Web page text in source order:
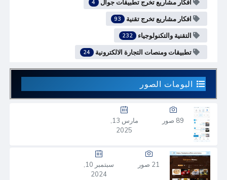
افكار مشاريع تخرج تطبيقات جوال 4
افكار مشاريع تخرج تقنية 93
التقنية والتكنولوجياء 232
تطبيقات ومنصات التجارة الالكترونية 24
البومات الصور
89 صور
2025
21 صور
2024